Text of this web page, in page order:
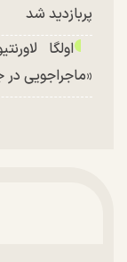
پربازدید شد
اولگا
«ماجراجویی در